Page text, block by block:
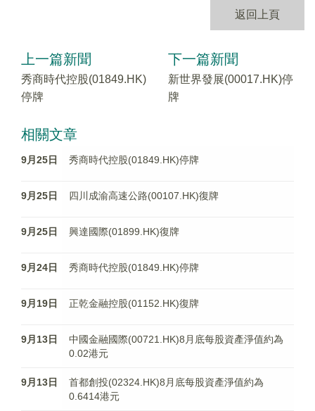
返回上頁
上一篇新聞
秀商時代控股(01849.HK)
停牌
下一篇新聞
新世界發展(00017.HK)停
牌
相關文章
9月25日 秀商時代控股(01849.HK)停牌
9月25日 四川成渝高速公路(00107.HK)復牌
9月25日 興達國際(01899.HK)復牌
9月24日 秀商時代控股(01849.HK)停牌
9月19日 正乾金融控股(01152.HK)復牌
9月13日
中國金融國際(00721.HK)8月底每股資產淨值約為
0.02港元
9月13日
首都創投(02324.HK)8月底每股資產淨值約為
0.6414港元